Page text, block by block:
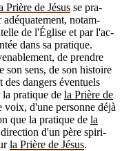
Prière de Jésus se pra­
adé­qua­te­ment, notam­
de l'Église et par l'ac­
dans sa pra­tique.
de prendre
son sens, de son his­toire
des dan­gers éven­tuels
pra­tique de la Prière de
voix, d'une per­sonne déjà
que la pra­tique de la
direc­tion d'un père spi­ri­
la Prière de Jésus.